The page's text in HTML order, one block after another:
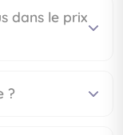
dans le prix
?